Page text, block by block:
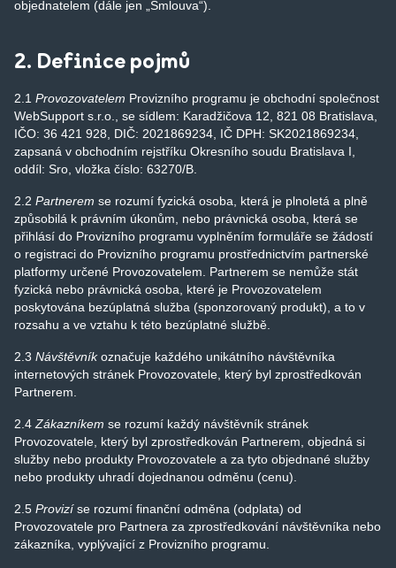
objednatelem (dále jen „Smlouva“).
2. Definice pojmů
2.1 Provozovatelem Provizního programu je obchodní společnost
WebSupport s.r.o., se sídlem: Karadžičova 12, 821 08 Bratislava,
IČO: 36 421 928, DIČ: 2021869234, IČ DPH: SK2021869234,
zapsaná v obchodním rejstříku Okresního soudu Bratislava I,
oddíl: Sro, vložka číslo: 63270/B.
2.2 Partnerem se rozumí fyzická osoba, která je plnoletá a plně
způsobilá k právním úkonům, nebo právnická osoba, která se
přihlásí do Provizního programu vyplněním formuláře se žádostí
o registraci do Provizního programu prostřednictvím partnerské
platformy určené Provozovatelem. Partnerem se nemůže stát
fyzická nebo právnická osoba, které je Provozovatelem
poskytována bezúplatná služba (sponzorovaný produkt), a to v
rozsahu a ve vztahu k této bezúplatné službě.
2.3 Návštěvníkoznačuje každého unikátního návštěvníka
internetových stránek Provozovatele, který byl zprostředkován
Partnerem.
2.4 Zákazníkem se rozumí každý návštěvník stránek
Provozovatele, který byl zprostředkován Partnerem, objedná si
služby nebo produkty Provozovatele a za tyto objednané služby
nebo produkty uhradí dojednanou odměnu (cenu).
2.5 Provizíse rozumí finanční odměna (odplata) od
Provozovatele pro Partnera za zprostředkování návštěvníka nebo
zákazníka, vyplývající z Provizního programu.